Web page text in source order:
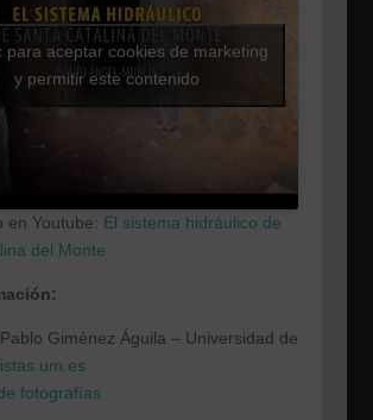
para aceptar cookies de marketing
y permitir este contenido
en Youtube: El sistema hidráulico de
del Monte
Giménez Águila – Universidad de
fotografías